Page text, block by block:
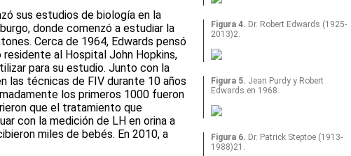
Figura 4. Dr. Robert Edwards (1925-
2013)2.
Figura 5. Jean Purdy y Robert
Edwards en 1968.
Figura 6. Dr. Patrick Steptoe (1913-
1988)21.
sus estudios de biología en la
donde comenzó a estudiar la
Cerca de 1964, Edwards pensó
residente al Hospital John Hopkins,
para su estudio. Junto con la
las técnicas de FIV durante 10 años
los primeros 1000 fueron
que el tratamiento que
con la medición de LH en orina a
miles de bebés. En 2010, a